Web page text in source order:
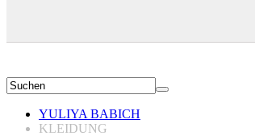
YULIYA BABICH
KLEIDUNG